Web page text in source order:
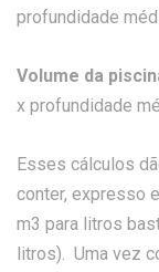
profundidade
Volume da
x profundidade
Esses cálculos
conter, expresso
m3 para litros
litros). Uma vez